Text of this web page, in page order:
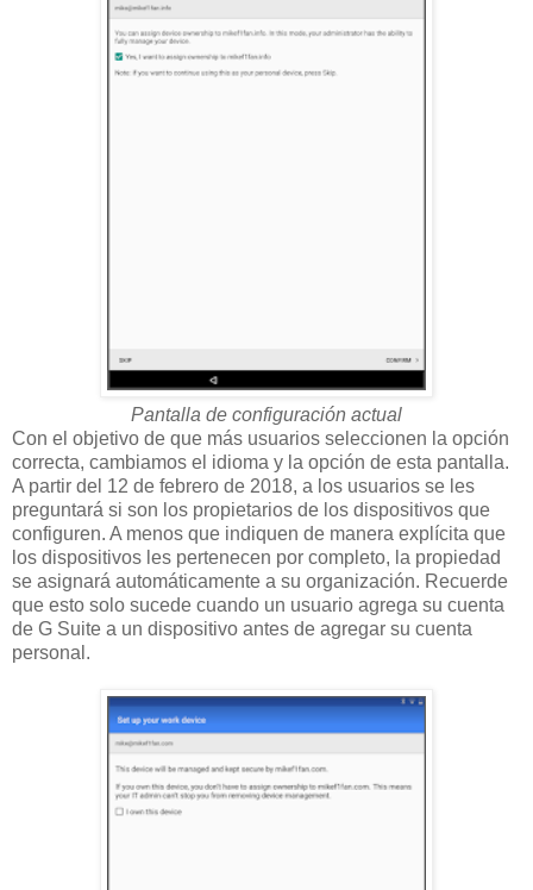
Pantalla de configuración actual
Con el objetivo de que más usuarios seleccionen la opción
correcta, cambiamos el idioma y la opción de esta pantalla.
A partir del 12 de febrero de 2018, a los usuarios se les
preguntará si son los propietarios de los dispositivos que
configuren. A menos que indiquen de manera explícita que
los dispositivos les pertenecen por completo, la propiedad
se asignará automáticamente a su organización. Recuerde
que esto solo sucede cuando un usuario agrega su cuenta
de G Suite a un dispositivo antes de agregar su cuenta
personal.